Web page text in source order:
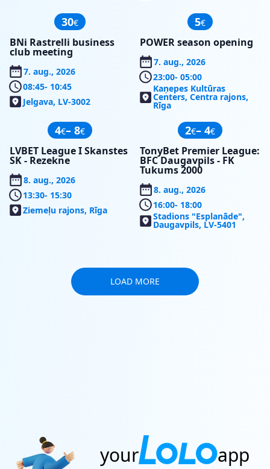
30€
BNi Rastrelli business
club meeting
7. aug., 2026
08:45- 10:45
Jelgava, LV-3002
5€
POWER season opening
7. aug., 2026
23:00- 05:00
Kaņepes Kultūras
Centers, Centra rajons,
Rīga
4€– 8€
LVBET League I Skanstes
SK - Rezekne
8. aug., 2026
13:30- 15:30
Ziemeļu rajons, Rīga
2€– 4€
TonyBet Premier League:
BFC Daugavpils - FK
Tukums 2000
8. aug., 2026
16:00- 18:00
Stadions "Esplanāde",
Daugavpils, LV-5401
LOAD MORE
your
app